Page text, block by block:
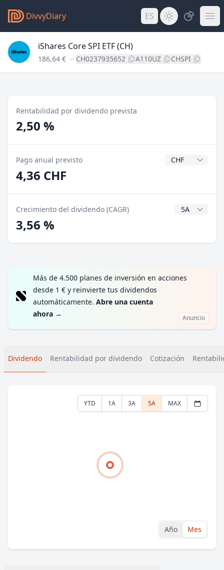
DivvyDiary ES
iShares Core SPI ETF (CH)
186,64 € CH0237935652 A110UZ CHSPI
Rentabilidad por dividendo prevista
2,50 %
Pago anual previsto Divisa del
4,36 CHF
Crecimiento del dividendo (CAGR) Años CAGR
3,56 %
Más de 4.500 planes de inversión en acciones
desde 1 € y reinvierte tus dividendos
automáticamente. Abre una cuenta
ahora → Anuncio
Dividendo Rentabilidad por dividendo Cotización
YTD 1A 3A 5A MAX
Año Mes